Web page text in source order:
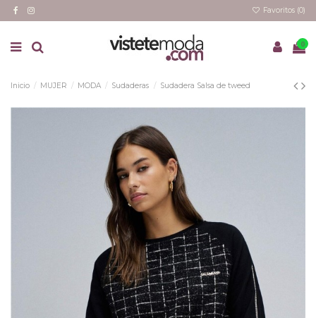
Favoritos (0)
0
Inicio MUJER MODA Sudaderas Sudadera Salsa de tweed